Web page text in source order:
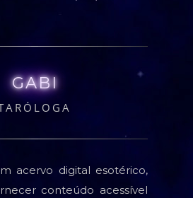
GABI
acervo digital esotérico,
conteúdo acessível